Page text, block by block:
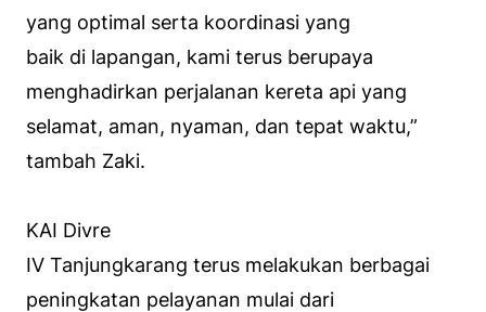
yang optimal serta koordinasi yang
baik di lapangan, kami terus berupaya
menghadirkan perjalanan kereta api yang
selamat, aman, nyaman, dan tepat waktu,”
tambah Zaki.
KAI Divre
IV Tanjungkarang terus melakukan berbagai
peningkatan pelayanan mulai dari